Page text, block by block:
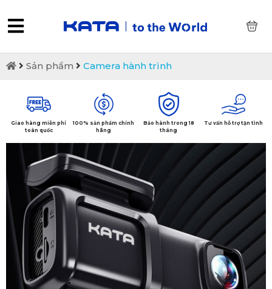
Sản phẩm Camera hành trình
Giao hàng miễn phí
toàn quốc
100% sản phẩm chính
hãng
Bảo hành trong 18
tháng
Tư vấn hỗ trợ tận tình